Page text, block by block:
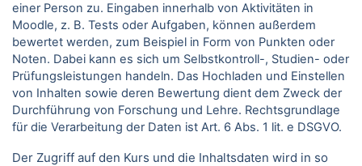
einer Person zu. Eingaben innerhalb von Aktivitäten in
Moodle, z. B. Tests oder Aufgaben, können außerdem
bewertet werden, zum Beispiel in Form von Punkten oder
Noten. Dabei kann es sich um Selbstkontroll-, Studien- oder
Prüfungsleistungen handeln. Das Hochladen und Einstellen
von Inhalten sowie deren Bewertung dient dem Zweck der
Durchführung von Forschung und Lehre. Rechtsgrundlage
für die Verarbeitung der Daten ist Art. 6 Abs. 1 lit. e DSGVO.
Der Zugriff auf den Kurs und die Inhaltsdaten wird in so